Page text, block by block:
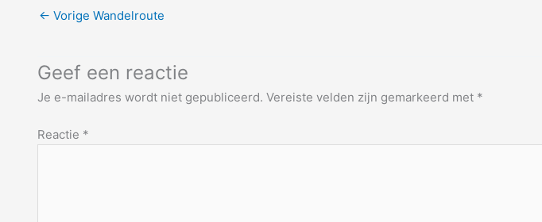
← Vorige Wandelroute
Geef een reactie
Je e-mailadres wordt niet gepubliceerd. Vereiste velden zijn gemarkeerd met *
Reactie *